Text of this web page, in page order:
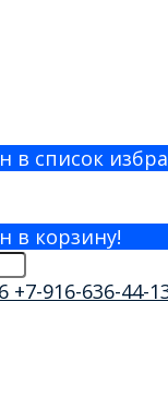
в список
в корзину!
+7-916-636-44-